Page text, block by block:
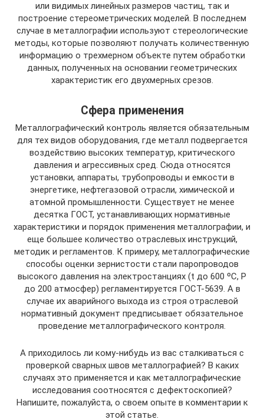
или видимых линейных размеров частиц, так и
построение стереометрических моделей. В последнем
случае в металлографии используют стереологические
методы, которые позволяют получать количественную
информацию о трехмерном объекте путем обработки
данных, полученных на основании геометрических
характеристик его двухмерных срезов.
Сфера применения
Металлографический контроль является обязательным
для тех видов оборудования, где металл подвергается
воздействию высоких температур, критического
давления и агрессивных сред. Сюда относятся
установки, аппараты, трубопроводы и емкости в
энергетике, нефтегазовой отрасли, химической и
атомной промышленности. Существует не менее
десятка ГОСТ, устанавливающих нормативные
характеристики и порядок применения металлографии, и
еще большее количество отраслевых инструкций,
методик и регламентов. К примеру, металлографические
способы оценки зернистости стали паропроводов
высокого давления на электростанциях (t до 600 ºC, P
до 200 атмосфер) регламентируется ГОСТ-5639. А в
случае их аварийного выхода из строя отраслевой
нормативный документ предписывает обязательное
проведение металлографического контроля.
А приходилось ли кому-нибудь из вас сталкиваться с
проверкой сварных швов металлографией? В каких
случаях это применяется и как металлографические
исследования соотносятся с дефектоскопией?
Напишите, пожалуйста, о своем опыте в комментарии к
этой статье.